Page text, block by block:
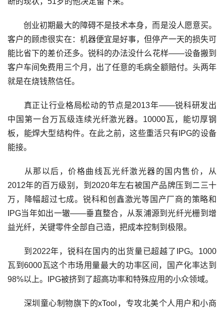
创业初期最大的障碍不是技术本身，而是没人愿意买。
客户的顾虑很实在：机器便宜是好事，但停产一天的损失可
能比省下的差价还多。锐科的办法没什么花样——设备搬到
客户车间免费用三个月，出了任意的毛病全额赔付。头两年
就是在烧钱熬信任。
真正让行业格局松动的节点是2013年——锐科研发出
中国第一台万瓦级连续光纤激光器。10000瓦，能切厚钢
板，能焊大型结构件。在此之前，这些重活只有IPG的设备
能接。
从那以后，价格曲线瓦光纤激光器的国内售价，从
2012年的百万级别，到2020年左右被国产品牌压到二三十
万，降幅超过七成。锐科和创鑫激光等国产厂商的策略和
IPG当年如出一辙——垂直整合，从泵浦源到光纤光栅到增
益光纤，关键零件全部自己造，把成本控制到极限。
到2022年，锐科在国内的出货量已超越了IPG。1000
瓦到6000瓦这个市场用量最大的功率区间，国产化率达到
98%以上。IPG被挤到了超高功率和特殊应用的小众领域。
深圳童心制物旗下的xTool，专攻北美个人用户和小商